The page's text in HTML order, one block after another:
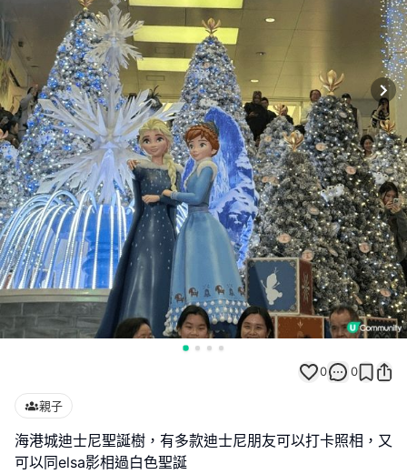
0 0
親子
海港城迪士尼聖誕樹，有多款迪士尼朋友可以打卡照相，又